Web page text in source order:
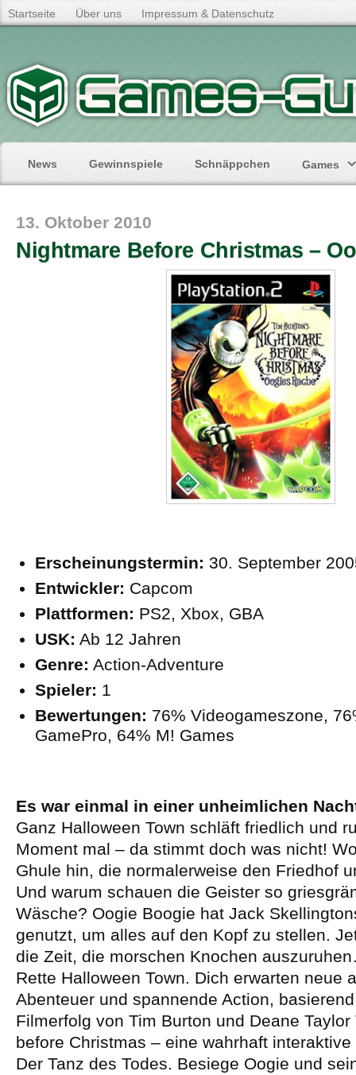
Startseite Über uns Impressum & Datenschutz
News Gewinnspiele Schnäppchen Games
13. Oktober 2010
Nightmare Before Christmas –
Erscheinungstermin: 30. September
Entwickler: Capcom
Plattformen: PS2, Xbox, GBA
USK: Ab 12 Jahren
Genre: Action-Adventure
Spieler: 1
Bewertungen: 76% Videogameszone,
GamePro, 64% M! Games
Es war einmal in einer unheimlichen
Ganz Halloween Town schläft friedlich und
Moment mal – da stimmt doch was nicht!
Ghule hin, die normalerweise den Friedhof
Und warum schauen die Geister so
Wäsche? Oogie Boogie hat Jack
genutzt, um alles auf den Kopf zu stellen.
die Zeit, die morschen Knochen
Rette Halloween Town. Dich erwarten neue
Abenteuer und spannende Action,
Filmerfolg von Tim Burton und Deane
before Christmas – eine wahrhaft
Der Tanz des Todes. Besiege Oogie und